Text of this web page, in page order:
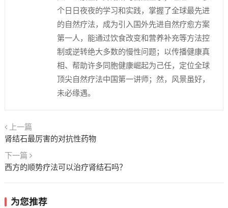
个日日夜夜的学习和实践，掌握了全球最先进
的自然疗法，成为引入国外先进自然疗愈方案
第一人，能通过饮食改变和营养补充等方法控
制或逆转绝大多数的慢性问题；以传播健康真
相、帮助许多同胞健康崛起为己任，定位全球
顶尖自然疗法中国第一讲师；然，风景虽好，
未必缘遇。
上一篇
肾结石最厉害的对抗性药物
下一篇
西方的顺势疗法可以治疗肾结石吗？
为您推荐